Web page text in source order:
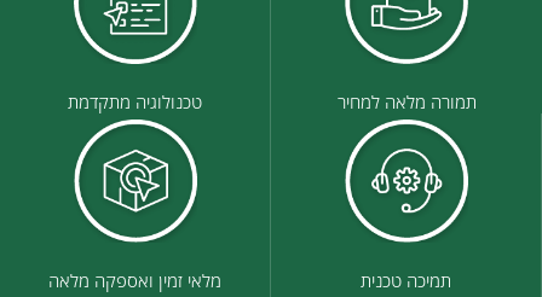
תמורה מלאה למחיר טכנולוגיה מתקדמת
תמיכה טכנית מלאי זמין ואספקה מלאה